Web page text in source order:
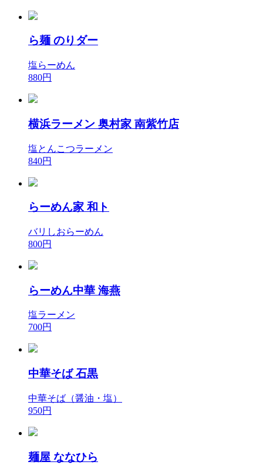
ら麺 のりダー
塩らーめん
880円
横浜ラーメン 奥村家 南紫竹店
塩とんこつラーメン
840円
らーめん家 和ト
バリしおらーめん
800円
らーめん中華 海燕
塩ラーメン
700円
中華そば 石黒
中華そば（醤油・塩）
950円
麺屋 ななひら